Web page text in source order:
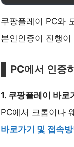
쿠팡플레이 PC와
본인인증이 진행이
PC에서 인증
1. 쿠팡플레이 바로
PC에서 크롬이나
바로가기 및 접속